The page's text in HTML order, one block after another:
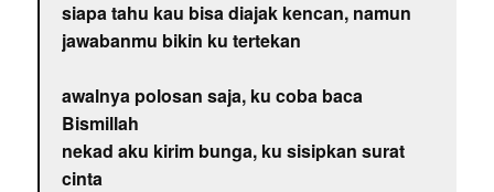
siapa tahu kau bisa diajak kencan, namun
jawabanmu bikin ku tertekan
awalnya polosan saja, ku coba baca
Bismillah
nekad aku kirim bunga, ku sisipkan surat
cinta